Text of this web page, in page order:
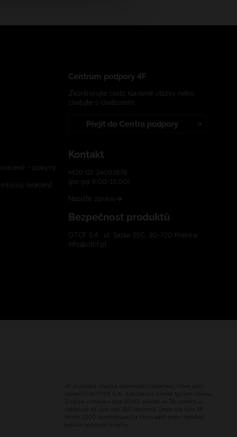
– pokyny
(vrácení)
Centrum podpory 4F
Zkontrolujte často kladené otázky nebo
chatujte s chatbotem:
Přejít do Centra podpory
Kontakt
+420 (2) 34093878
(po-pá 9:00-16:00)
Napište zprávu
Bezpečnost produktů
OTCF S.A., ul. Saska 25C, 30-720 Kraków
info@otcf.pl